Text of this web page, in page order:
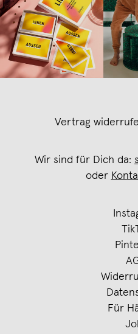
Vertrag
Wir sind für Dich da:
oder
Für